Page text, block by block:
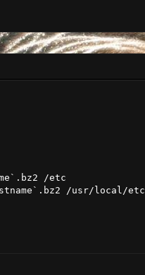
/etc
/usr/local/etc